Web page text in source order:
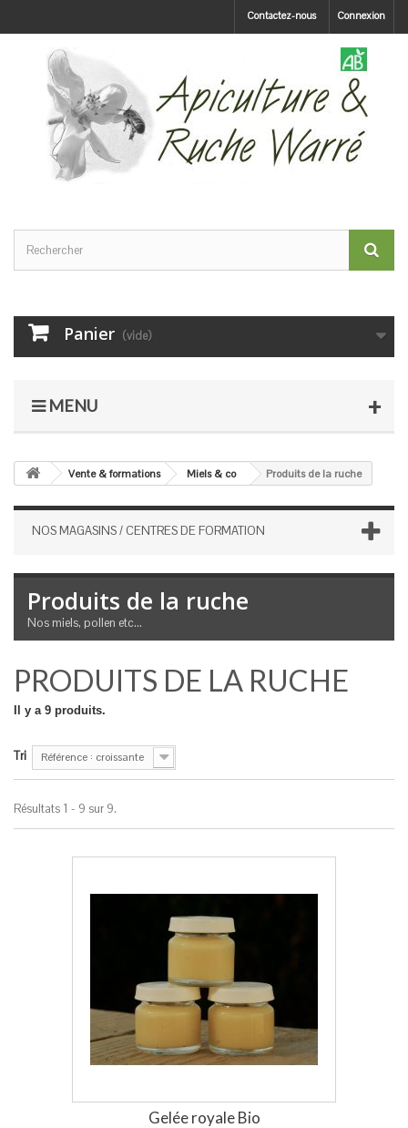
Connexion
Contactez-nous
Panier (vide)
MENU
Vente & formations Miels & co Produits de la ruche
NOS MAGASINS / CENTRES DE FORMATION
Produits de la ruche
Nos miels, pollen etc...
PRODUITS DE LA RUCHE
Il y a 9 produits.
Tri Référence : croissante
Résultats 1 - 9 sur 9.
Gelée royale Bio